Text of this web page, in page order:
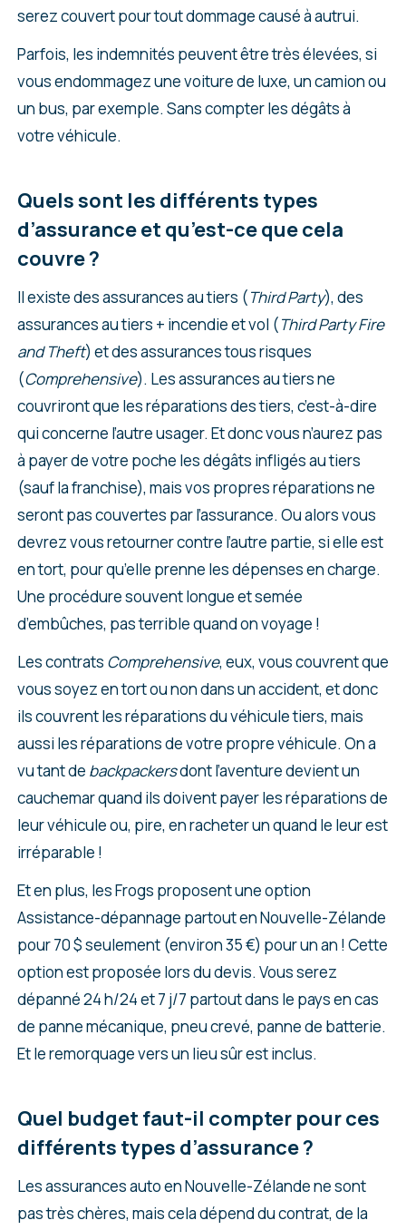
serez couvert pour tout dommage causé à autrui.
Parfois, les indemnités peuvent être très élevées, si
vous endommagez une voiture de luxe, un camion ou
un bus, par exemple. Sans compter les dégâts à
votre véhicule.
Quels sont les différents types
d’assurance et qu’est-ce que cela
couvre ?
Il existe des assurances au tiers (Third Party), des
assurances au tiers + incendie et vol (Third Party Fire
and Theft) et des assurances tous risques
(Comprehensive). Les assurances au tiers ne
couvriront que les réparations des tiers, c’est-à-dire
qui concerne l’autre usager. Et donc vous n’aurez pas
à payer de votre poche les dégâts infligés au tiers
(sauf la franchise), mais vos propres réparations ne
seront pas couvertes par l’assurance. Ou alors vous
devrez vous retourner contre l’autre partie, si elle est
en tort, pour qu’elle prenne les dépenses en charge.
Une procédure souvent longue et semée
d’embûches, pas terrible quand on voyage !
Les contrats Comprehensive, eux, vous couvrent que
vous soyez en tort ou non dans un accident, et donc
ils couvrent les réparations du véhicule tiers, mais
aussi les réparations de votre propre véhicule. On a
vu tant de backpackersdont l’aventure devient un
cauchemar quand ils doivent payer les réparations de
leur véhicule ou, pire, en racheter un quand le leur est
irréparable !
Et en plus, les Frogs proposent une option
Assistance-dépannage partout en Nouvelle-Zélande
pour 70 $ seulement (environ 35 €) pour un an ! Cette
option est proposée lors du devis. Vous serez
dépanné 24 h/24 et 7 j/7 partout dans le pays en cas
de panne mécanique, pneu crevé, panne de batterie.
Et le remorquage vers un lieu sûr est inclus.
Quel budget faut-il compter pour ces
différents types d’assurance ?
Les assurances auto en Nouvelle-Zélande ne sont
pas très chères, mais cela dépend du contrat, de la